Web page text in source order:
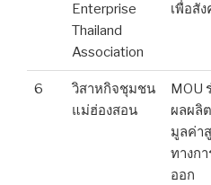
Enterprise
Thailand
Association
เพื่อสั
6
วิสาหกิจชุมชน
แม่ฮ่องสอน
MOU
ผลผลิ
มูลค่า
ทางก
ออก